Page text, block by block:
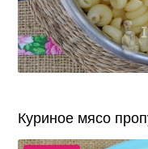
Куриное мясо